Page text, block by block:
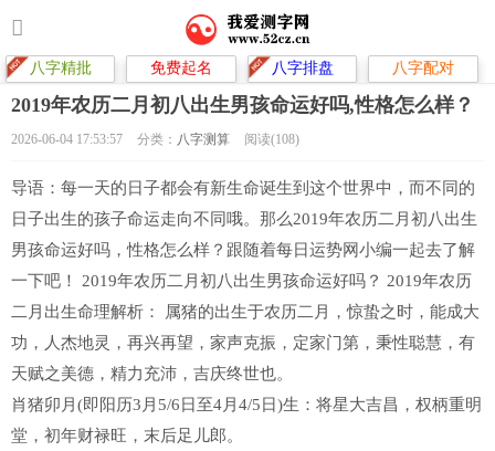
八字精批 免费起名 八字排盘 八字配对
2019年农历二月初八出生男孩命运好吗,性格怎么样？
2026-06-04 17:53:57 分类： 八字测算 阅读(108)
导语：每一天的日子都会有新生命诞生到这个世界中，而不同的
日子出生的孩子命运走向不同哦。那么2019年农历二月初八出生
男孩命运好吗，性格怎么样？跟随着每日运势网小编一起去了解
一下吧！ 2019年农历二月初八出生男孩命运好吗？ 2019年农历
二月出生命理解析： 属猪的出生于农历二月，惊蛰之时，能成大
功，人杰地灵，再兴再望，家声克振，定家门第，秉性聪慧，有
天赋之美德，精力充沛，吉庆终世也。
肖猪卯月(即阳历3月5/6日至4月4/5日)生：将星大吉昌，权柄重明
堂，初年财禄旺，末后足儿郎。